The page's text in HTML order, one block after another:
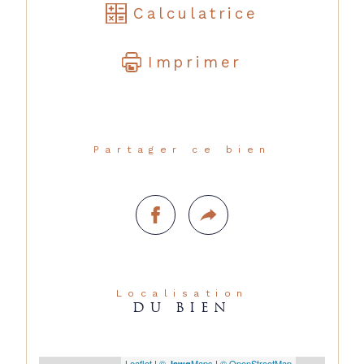
Calculatrice
Imprimer
Partager ce bien
Localisation
DU BIEN